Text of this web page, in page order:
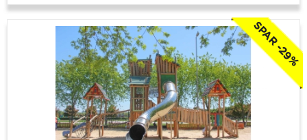
SPAR -29%